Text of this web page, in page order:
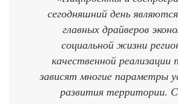
сегодняшний день
главных драйверов
социальной жизни
качественной реализации
зависят многие параметры
развития территории.